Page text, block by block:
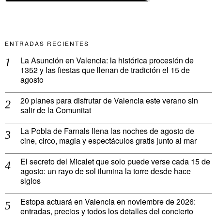
ENTRADAS RECIENTES
La Asunción en Valencia: la histórica procesión de
1352 y las fiestas que llenan de tradición el 15 de
agosto
20 planes para disfrutar de Valencia este verano sin
salir de la Comunitat
La Pobla de Farnals llena las noches de agosto de
cine, circo, magia y espectáculos gratis junto al mar
El secreto del Micalet que solo puede verse cada 15 de
agosto: un rayo de sol ilumina la torre desde hace
siglos
Estopa actuará en Valencia en noviembre de 2026:
entradas, precios y todos los detalles del concierto